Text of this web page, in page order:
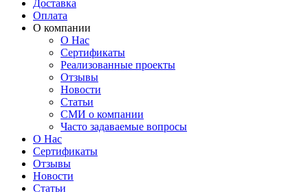
Доставка
Оплата
О компании
О Нас
Сертификаты
Реализованные проекты
Отзывы
Новости
Статьи
СМИ о компании
Часто задаваемые вопросы
О Нас
Сертификаты
Отзывы
Новости
Статьи